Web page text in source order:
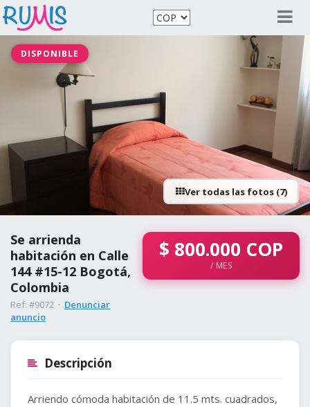
DISPONIBLE
Ver todas las fotos (7)
Se arrienda
habitación en Calle
144 #15-12 Bogotá,
Colombia
Ref: #9072 · Denunciar
anuncio
$ 800.000 COP
/ MES
Descripción
Arriendo cómoda habitación de 11.5 mts. cuadrados,